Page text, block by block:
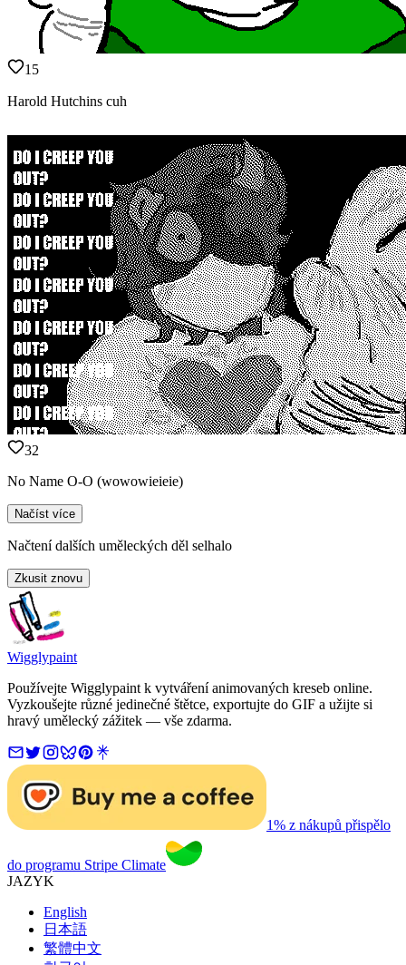
15
Harold Hutchins cuh
32
No Name O-O (wowowieieie)
Načíst více
Načtení dalších uměleckých děl selhalo
Zkusit znovu
Wigglypaint
Používejte Wigglypaint k vytváření animovaných kreseb online.
Vyzkoušejte různé jedinečné štětce, exportujte do GIF a užijte si
hravý umělecký zážitek — vše zdarma.
1% z nákupů přispělo
do programu Stripe Climate
JAZYK
English
日本語
繁體中文